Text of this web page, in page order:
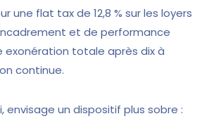
une flat tax de 12,8 % sur les loyers
et de performance
exonération totale après dix à
continue.
envisage un dispositif plus sobre :